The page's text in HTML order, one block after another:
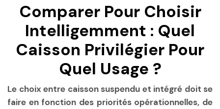
Comparer Pour Choisir
Intelligemment : Quel
Caisson Privilégier Pour
Quel Usage ?
Le choix entre caisson suspendu et intégré doit se
faire en fonction des priorités opérationnelles, de